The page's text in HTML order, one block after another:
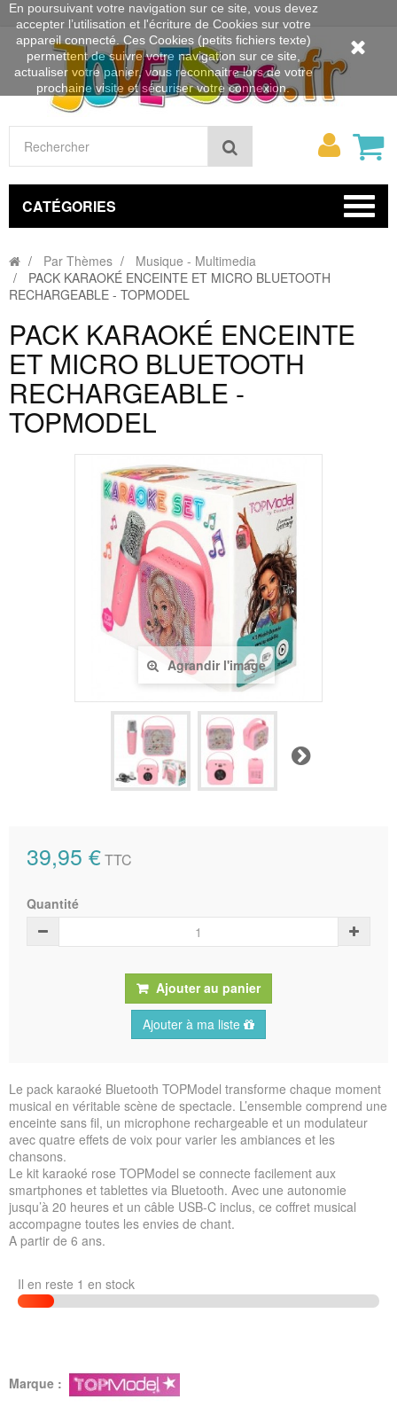
Rechercher
Mon
CATÉGORIES
Par Thèmes
Musique - Multimedia
PACK KARAOKÉ ENCEINTE ET MICRO BLUETOOTH
RECHARGEABLE - TOPMODEL
PACK KARAOKÉ ENCEINTE
ET MICRO BLUETOOTH
RECHARGEABLE -
TOPMODEL
Agrandir l'image
Suivant
39,95 €TTC
Quantité
Ajouter au panier
Ajouter à ma liste
Le pack karaoké Bluetooth TOPModel transforme chaque moment
musical en véritable scène de spectacle. L’ensemble comprend une
enceinte sans fil, un microphone rechargeable et un modulateur
avec quatre effets de voix pour varier les ambiances et les
chansons.
Le kit karaoké rose TOPModel se connecte facilement aux
smartphones et tablettes via Bluetooth. Avec une autonomie
jusqu’à 20 heures et un câble USB-C inclus, ce coffret musical
accompagne toutes les envies de chant.
A partir de 6 ans.
Il en reste 1 en stock
Marque :
En poursuivant votre navigation sur ce site, vous devez
accepter l’utilisation et l'écriture de Cookies sur votre
appareil connecté. Ces Cookies (petits fichiers texte)
permettent de suivre votre navigation sur ce site,
actualiser votre panier, vous reconnaitre lors de votre
prochaine visite et sécuriser votre connexion.